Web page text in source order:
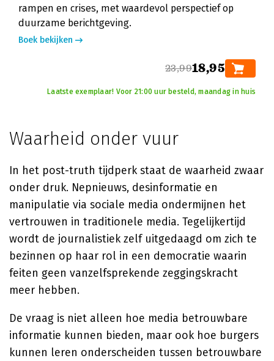
rampen en crises, met waardevol perspectief op
duurzame berichtgeving.
Boek bekijken
23,9918,95
Laatste exemplaar! Voor 21:00 uur besteld, maandag in huis
Waarheid onder vuur
In het post-truth tijdperk staat de waarheid zwaar
onder druk. Nepnieuws, desinformatie en
manipulatie via sociale media ondermijnen het
vertrouwen in traditionele media. Tegelijkertijd
wordt de journalistiek zelf uitgedaagd om zich te
bezinnen op haar rol in een democratie waarin
feiten geen vanzelfsprekende zeggingskracht
meer hebben.
De vraag is niet alleen hoe media betrouwbare
informatie kunnen bieden, maar ook hoe burgers
kunnen leren onderscheiden tussen betrouwbare